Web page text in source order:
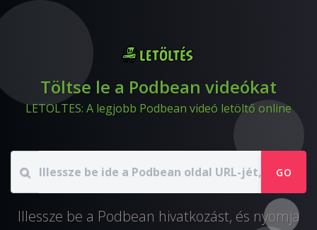
Töltse le a Podbean videókat
LETOLTES: A legjobb Podbean videó letöltő online
GO
Illessze be a Podbean hivatkozást, és nyomja